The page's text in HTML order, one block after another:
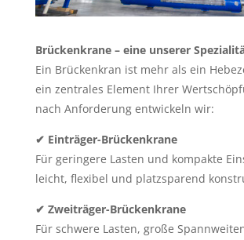
Brückenkrane – eine unserer
Ein Brückenkran ist mehr als ein
ein zentrales Element Ihrer
nach Anforderung entwickeln wir:
✔ Einträger-Brückenkrane
Für geringere Lasten und kompakte
leicht, flexibel und platzsparend
✔ Zweiträger-Brückenkrane
Für schwere Lasten, große